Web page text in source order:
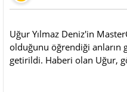
Uğur Yılmaz Deniz'in
olduğunu öğrendiği anların
getirildi. Haberi olan Uğur,